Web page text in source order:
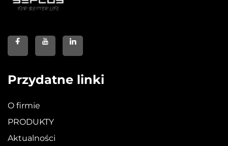
Przydatne linki
O firmie
PRODUKTY
Aktualności